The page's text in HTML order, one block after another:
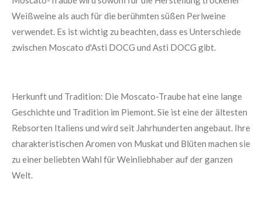
Weißweine als auch für die berühmten süßen Perlweine
verwendet. Es ist wichtig zu beachten, dass es Unterschiede
zwischen Moscato d'Asti DOCG und Asti DOCG gibt.
Herkunft und Tradition: Die Moscato-Traube hat eine lange
Geschichte und Tradition im Piemont. Sie ist eine der ältesten
Rebsorten Italiens und wird seit Jahrhunderten angebaut. Ihre
charakteristischen Aromen von Muskat und Blüten machen sie
zu einer beliebten Wahl für Weinliebhaber auf der ganzen
Welt.